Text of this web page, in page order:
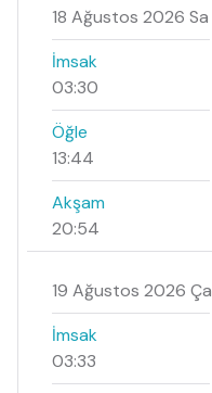
18 Ağustos 2026 Sa
İmsak
03:30
Öğle
13:44
Akşam
20:54
19 Ağustos 2026 Ça
İmsak
03:33